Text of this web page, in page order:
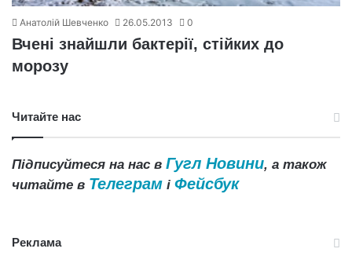
Анатолій Шевченко 26.05.2013 0
Вчені знайшли бактерії, стійких до
морозу
Читайте нас
Підписуйтеся на нас в Гугл Новини, а також
читайте в Телеграм і Фейсбук
Реклама